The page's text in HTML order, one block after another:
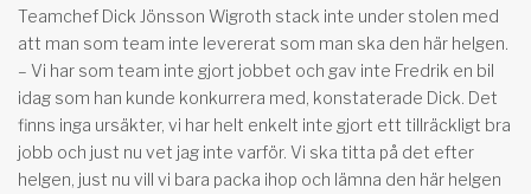
Teamchef Dick Jönsson Wigroth stack inte under stolen med
att man som team inte levererat som man ska den här helgen.
– Vi har som team inte gjort jobbet och gav inte Fredrik en bil
idag som han kunde konkurrera med, konstaterade Dick. Det
finns inga ursäkter, vi har helt enkelt inte gjort ett tillräckligt bra
jobb och just nu vet jag inte varför. Vi ska titta på det efter
helgen, just nu vill vi bara packa ihop och lämna den här helgen